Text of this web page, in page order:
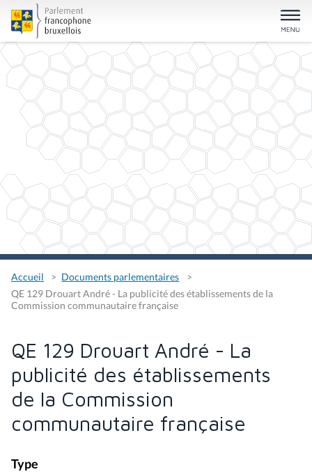
Accueil
Documents parlementaires
QE 129 Drouart André - La publicité des établissements de la
Commission communautaire française
QE 129 Drouart André - La
publicité des établissements
de la Commission
communautaire française
Type